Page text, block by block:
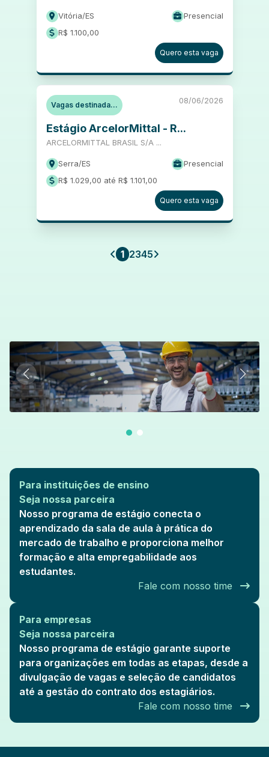
Vitória/ES
Presencial
R$ 1.100,00
Quero esta vaga
Vagas destinada... 08/06/2026
Estágio ArcelorMittal - R...
ARCELORMITTAL BRASIL S/A ...
Serra/ES
Presencial
R$ 1.029,00 até R$ 1.101,00
Quero esta vaga
1 2345
Para instituições de ensino
Seja nossa parceira
Nosso programa de estágio conecta o
aprendizado da sala de aula à prática do
mercado de trabalho e proporciona melhor
formação e alta empregabilidade aos
estudantes.
Fale com nosso time
Para empresas
Seja nossa parceira
Nosso programa de estágio garante suporte
para organizações em todas as etapas, desde a
divulgação de vagas e seleção de candidatos
até a gestão do contrato dos estagiários.
Fale com nosso time